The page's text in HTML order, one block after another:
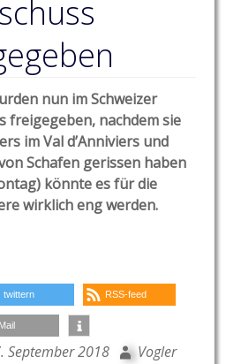
nun im Schweizer
freigegeben, nachdem sie
im Val d’Anniviers und
Schafen gerissen haben
könnte es für die
wirklich eng werden.
twittern RSS-feed
September 2018 Vogler